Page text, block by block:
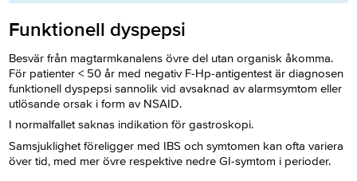
Funktionell dyspepsi
Besvär från magtarmkanalens övre del utan organisk åkomma.
För patienter < 50 år med negativ F-Hp-antigentest är diagnosen
funktionell dyspepsi sannolik vid avsaknad av alarmsymtom eller
utlösande orsak i form av NSAID.
I normalfallet saknas indikation för gastroskopi.
Samsjuklighet föreligger med IBS och symtomen kan ofta variera
över tid, med mer övre respektive nedre GI-symtom i perioder.